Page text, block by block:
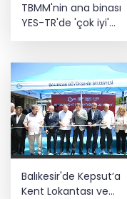
TBMM'nin ana binası
YES-TR'de 'çok iyi'
olarak
Balıkesir'de Kepsut’a
Kent Lokantası ve